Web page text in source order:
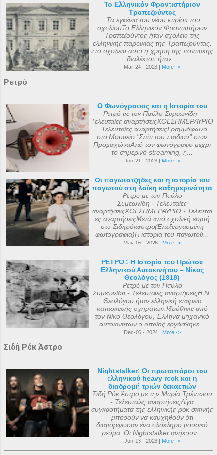
Το Ελληνικόν Φροντιστήριον
Τραπεζούντος
Τα εγκένια του νέου κτιρίου του
σχολίουΤο Ελληνικόν Φροντιστήριον
Τραπεζούντος ήταν σχολείο της
ελληνικής παροικίας της Τραπεζούντας.
Στο σχολείο αυτό η χρήση της ποντιακής
διαλέκτου ήταν...
Mar-24 - 2023 | More ->
Ρετρό
Ο Φωνόγραφος και η Ιστορία του
Ρετρό με τον Παύλο Συμεωνίδη -
Τελευταίες αναρτήσειςΧΘΕΣΗΜΕΡΑΥΡΙΟ
- Τελευταίες αναρτήσειςΓραμμόφωνο
στο Μουσείο "Σπίτι του παιδιού" στον
ΠρομαχώναΑπό τον φωνόγραφο μέχρι
το σημερινό streaming, η...
Jun-21 - 2026 | More ->
Οι παγωτατζήδες και η ιστορία του
παγωτού στη λαϊκή καθημερινότητα
Ρετρό με τον Παύλο
Συμεωνίδη - Τελευταίες
αναρτήσειςΧΘΕΣΗΜΕΡΑΥΡΙΟ - Τελευταί
ες αναρτήσειςΜετά από σχολική εορτή
στο Σιδηρόκαστρο(Επεξεργασμένη
φωτογραφία)Η ιστορία του παγωτού...
May-05 - 2026 | More ->
ΡΕΤΡΟ : Η Ιστορία του Πρώτου
Ελληνικού Αυτοκινήτου – Νίκος
Θεολόγος (1918)
Ρετρό με τον Παύλο
Συμεωνίδη - Τελευταίες αναρτήσειςΗ Ν.
Θεολόγου ήταν ελληνική εταιρεία
κατασκευής οχημάτων.Ιδρύθηκε από
τον Νίκο Θεολόγου, Έλληνα μηχανικό
αυτοκινήτων ο οποίος εργάσθηκε...
Dec-06 - 2024 | More ->
Σιδή Ρόκ Άστρο
Nightstalker: Οι πρωτοπόροι του
ελληνικού heavy rock και η
διαδρομή τριών δεκαετιών
Σιδή Ρόκ Άστρο με την Μαρία Τρέντσιου
- Τελευταίες αναρτήσειςΛίγα
συγκροτήματα της ελληνικής ροκ σκηνής
μπορούν να καυχηθούν ότι
διαμόρφωσαν ένα ολόκληρο μουσικό
ρεύμα. Οι Nightstalker ανήκουν...
Jun-13 - 2026 | More ->